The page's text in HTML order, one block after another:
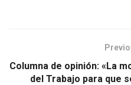
Columna de opinión: «La
del Trabajo para que